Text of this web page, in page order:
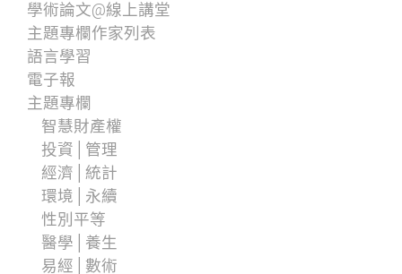
學術論文@線上講堂
主題專欄作家列表
語言學習
電子報
主題專欄
智慧財產權
投資│管理
經濟│統計
環境│永續
性別平等
醫學│養生
易經│數術